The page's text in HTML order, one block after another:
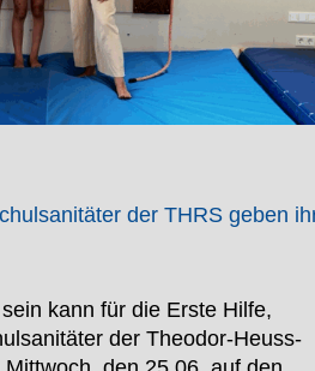
der THRS geben
kann für die Erste Hilfe,
der Theodor-Heuss-